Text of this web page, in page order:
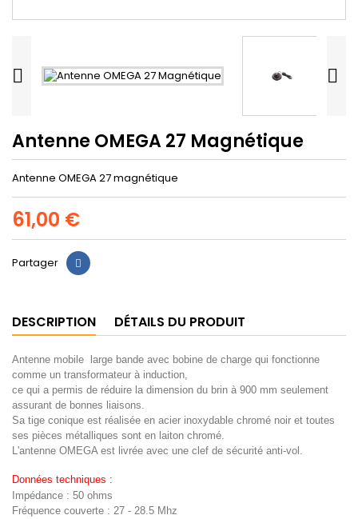
 
Antenne OMEGA 27 Magnétique
Antenne OMEGA 27 magnétique
61,00 €
Partager
DESCRIPTION DÉTAILS DU PRODUIT
Antenne mobile large bande avec bobine de charge qui fonctionne
comme un transformateur à induction,
ce qui a permis de réduire la dimension du brin à 900 mm seulement
assurant de bonnes liaisons.
Sa tige conique est réalisée en acier inoxydable chromé noir et toutes
ses pièces métalliques sont en laiton chromé.
L'antenne OMEGA est livrée avec une clef de sécurité anti-vol.
Données techniques :
Impédance : 50 ohms
Fréquence couverte : 27 - 28.5 Mhz